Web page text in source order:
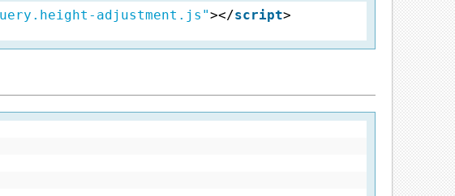
adjustment.js"></script>